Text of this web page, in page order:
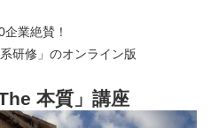
業絶賛！
研修」のオンライン版
本質」講座